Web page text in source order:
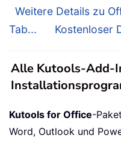
Weitere Details zu
Tab...
Kostenloser
Alle Kutools-Add-
Kutools for Office-
Word, Outlook und